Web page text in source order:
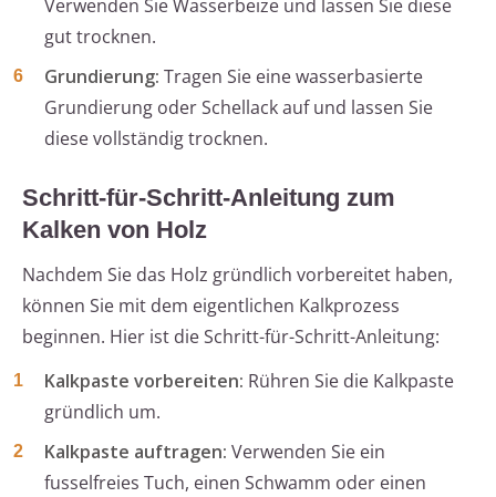
Verwenden Sie Wasserbeize und lassen Sie diese
gut trocknen.
Grundierung: Tragen Sie eine wasserbasierte
Grundierung oder Schellack auf und lassen Sie
diese vollständig trocknen.
Schritt-für-Schritt-Anleitung zum
Kalken von Holz
Nachdem Sie das Holz gründlich vorbereitet haben,
können Sie mit dem eigentlichen Kalkprozess
beginnen. Hier ist die Schritt-für-Schritt-Anleitung:
Kalkpaste vorbereiten: Rühren Sie die Kalkpaste
gründlich um.
Kalkpaste auftragen: Verwenden Sie ein
fusselfreies Tuch, einen Schwamm oder einen